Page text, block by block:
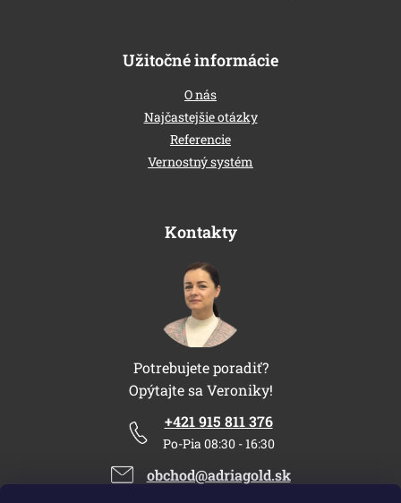
Užitočné informácie
O nás
Najčastejšie otázky
Referencie
Vernostný systém
Kontakty
Potrebujete poradiť?
Opýtajte sa Veroniky!
+421 915 811 376
Po-Pia 08:30 - 16:30
obchod@adriagold.sk